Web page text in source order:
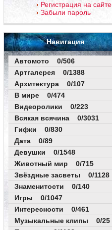
Регистрация на сайте
Забыли пароль
Навигация
Автомото 0/506
Артгалерея 0/1388
Архитектура 0/107
В мире 0/474
Видеоролики 0/223
Всякая всячина 0/3031
Гифки 0/830
Дата 0/89
Девушки 0/1548
Животный мир 0/715
Звёздные засветы 0/1128
Знаменитости 0/140
Игры 0/1047
Интересности 0/461
Музыкальные клипы 0/25